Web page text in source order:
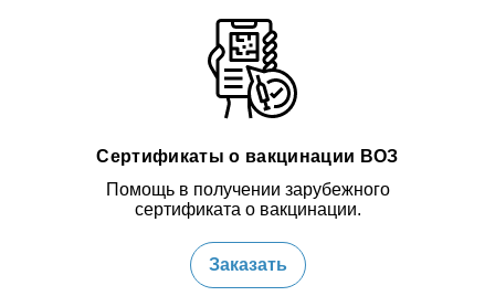
Сертификаты о вакцинации ВОЗ
Помощь в получении зарубежного
сертификата о вакцинации.
Заказать